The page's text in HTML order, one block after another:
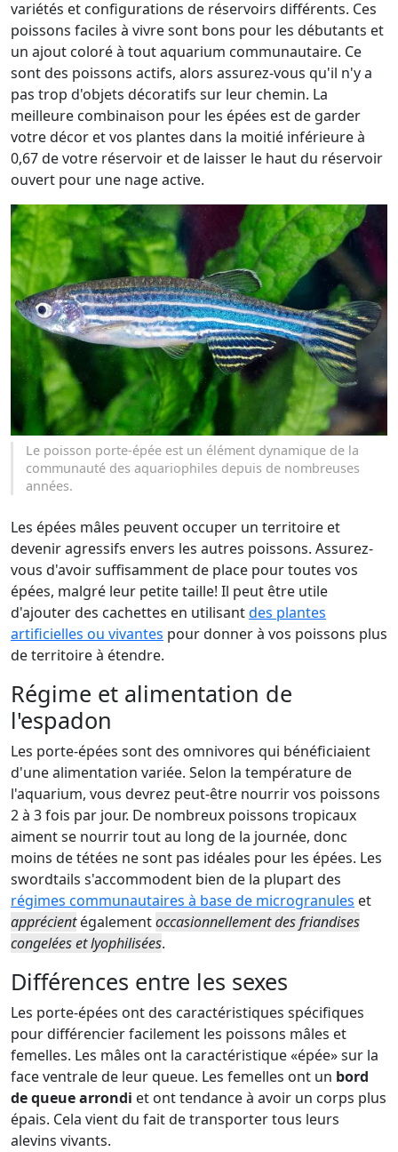
variétés et configurations de réservoirs différents. Ces
poissons faciles à vivre sont bons pour les débutants et
un ajout coloré à tout aquarium communautaire. Ce
sont des poissons actifs, alors assurez-vous qu'il n'y a
pas trop d'objets décoratifs sur leur chemin. La
meilleure combinaison pour les épées est de garder
votre décor et vos plantes dans la moitié inférieure à
0,67 de votre réservoir et de laisser le haut du réservoir
ouvert pour une nage active.
Le poisson porte-épée est un élément dynamique de la
communauté des aquariophiles depuis de nombreuses
années.
Les épées mâles peuvent occuper un territoire et
devenir agressifs envers les autres poissons. Assurez-
vous d'avoir suffisamment de place pour toutes vos
épées, malgré leur petite taille! Il peut être utile
d'ajouter des cachettes en utilisantdes plantes
artificielles ou vivantes pour donner à vos poissons plus
de territoire à étendre.
Régime et alimentation de
l'espadon
Les porte-épées sont des omnivores qui bénéficiaient
d'une alimentation variée. Selon la température de
l'aquarium, vous devrez peut-être nourrir vos poissons
2 à 3 fois par jour. De nombreux poissons tropicaux
aiment se nourrir tout au long de la journée, donc
moins de tétées ne sont pas idéales pour les épées. Les
swordtails s'accommodent bien de la plupart des
régimes communautaires à base de microgranules et
apprécientégalementoccasionnellement des friandises
congelées et lyophilisées.
Différences entre les sexes
Les porte-épées ont des caractéristiques spécifiques
pour différencier facilement les poissons mâles et
femelles. Les mâles ont la caractéristique «épée» sur la
face ventrale de leur queue. Les femelles ont un bord
de queue arrondi et ont tendance à avoir un corps plus
épais. Cela vient du fait de transporter tous leurs
alevins vivants.